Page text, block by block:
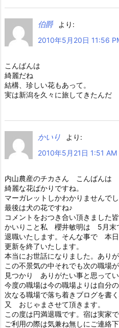
伯爵
より:
2010年5月20日 11:56
こんばんは
綺麗だね
結構、珍しい花もあって。
実は新潟を久々に旅してきたんだ
かいり
より:
2010年5月21日 1:51 AM
内山農産のチカさん こんばんは
綺麗な花ばかりですね。
マーガレットしかわかりませんでし
最後は犬の花ですね♪
コメントをおつき合い頂きました
かいりこと私 櫻井敏明は 5月
退職いたします。そんな事で 本
更新を終了いたします。
本当にお世話になりました。あり
この不景気の中それでも次の職場
見つかり ありがたい事と思ってい
今度の職場は今の職場よりは自分
次なる職場で落ち着きブログを書
又 おじゃまさせて頂きます。
この度は円満退職です。宿は実家
ご利用の際は気兼ね無しにご連絡下